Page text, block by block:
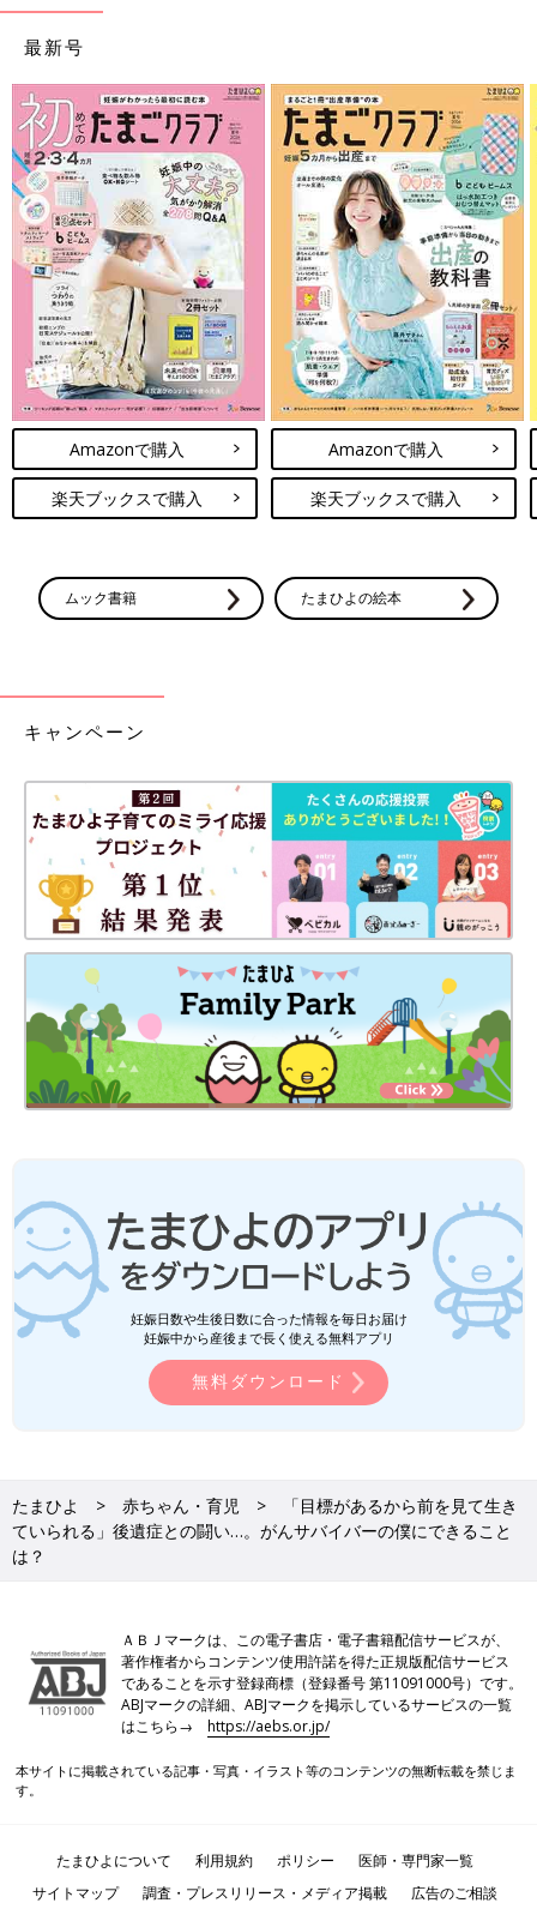
最新号
Amazonで購入
楽天ブックスで購入
Amazonで購入
楽天ブックスで購入
ムック書籍 たまひよの絵本
キャンペーン
妊娠日数や生後日数に合った情報を毎日お届け
妊娠中から産後まで長く使える無料アプリ
無料ダウンロード
たまひよ 赤ちゃん・育児
「目標があるから前を見て生き
ていられる」後遺症との闘い…。がんサバイバーの僕にできること
は？
ＡＢＪマークは、この電子書店・電子書籍配信サービスが、
著作権者からコンテンツ使用許諾を得た正規版配信サービス
であることを示す登録商標（登録番号 第11091000号）です。
ABJマークの詳細、ABJマークを掲示しているサービスの一覧
はこちら→https://aebs.or.jp/
本サイトに掲載されている記事・写真・イラスト等のコンテンツの無断転載を禁じま
す。
たまひよについて 利用規約 ポリシー
医師・専門家一覧
サイトマップ
調査・プレスリリース・メディア掲載 広告のご相談